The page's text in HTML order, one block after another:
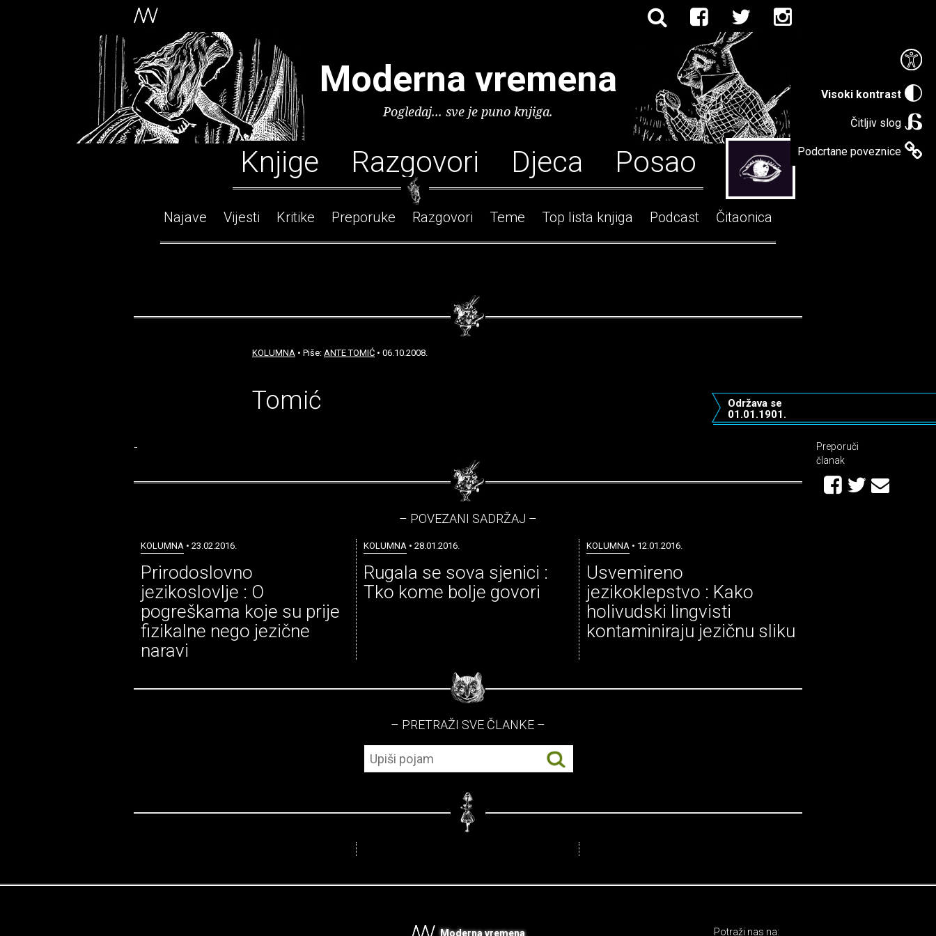
Visoki kontrast
Čitljiv slog
Podcrtane poveznice
Moderna vremena
Pogledaj... sve je puno knjiga.
Knjige Razgovori Djeca Posao
Najave Vijesti Kritike Preporuke Razgovori Teme Top lista knjiga Podcast Čitaonica
KOLUMNA • Piše: ANTE TOMIĆ • 06.10.2008.
Tomić
Održava se
01.01.1901.
-
Preporuči
članak
– POVEZANI SADRŽAJ –
KOLUMNA• 23.02.2016.
Prirodoslovno
jezikoslovlje : O
pogreškama koje su prije
fizikalne nego jezične
naravi
KOLUMNA• 28.01.2016.
Rugala se sova sjenici :
Tko kome bolje govori
KOLUMNA• 12.01.2016.
Usvemireno
jezikoklepstvo : Kako
holivudski lingvisti
kontaminiraju jezičnu sliku
– PRETRAŽI SVE ČLANKE –
Moderna vremena Potraži nas na: